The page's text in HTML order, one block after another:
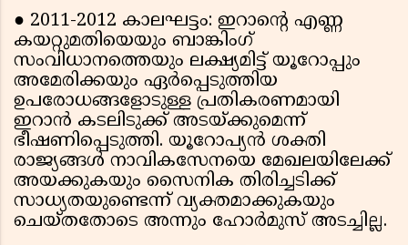
● 2011-2012 കാലഘട്ടം: ഇറാന്റെ എണ്ണ
കയറ്റുമതിയെയും ബാങ്കിംഗ്
സംവിധാനത്തെയും ലക്ഷ്യമിട്ട് യൂറോപ്പും
അമേരിക്കയും ഏർപ്പെടുത്തിയ
ഉപരോധങ്ങളോടുള്ള പ്രതികരണമായി
ഇറാൻ കടലിടുക്ക് അടയ്ക്കുമെന്ന്
ഭീഷണിപ്പെടുത്തി. യൂറോപ്യൻ ശക്തി
രാജ്യങ്ങൾ നാവികസേനയെ മേഖലയിലേക്ക്
അയക്കുകയും സൈനിക തിരിച്ചടിക്ക്
സാധ്യതയുണ്ടെന്ന് വ്യക്തമാക്കുകയും
ചെയ്തതോടെ അന്നും ഹോർമുസ് അടച്ചില്ല.